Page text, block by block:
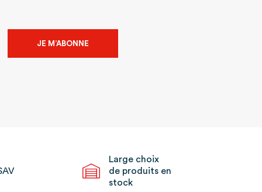
JE M’ABONNE
Large choix
de produits en
stock